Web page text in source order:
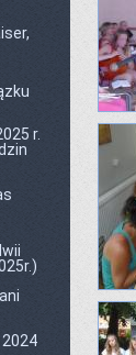
r.
2024